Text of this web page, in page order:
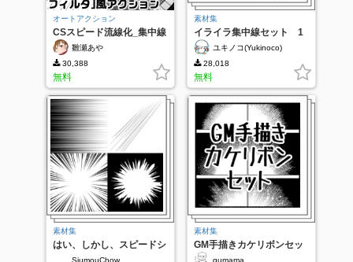
オートアクション
CSスピード流線化_集中線
化フィルタ風
雛瀬あや
30,388
無料
素材集
イライラ集中線セット 1
３種 ユキノコ(Yukinoco)
28,018
無料
素材集
はい、しかし、スピードシ
リーズ。SiumouChow
素材集
GM手描きカケリボンセッ
ト
gumama